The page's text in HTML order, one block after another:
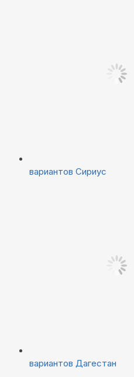
вариантов Сириус
вариантов Дагестан